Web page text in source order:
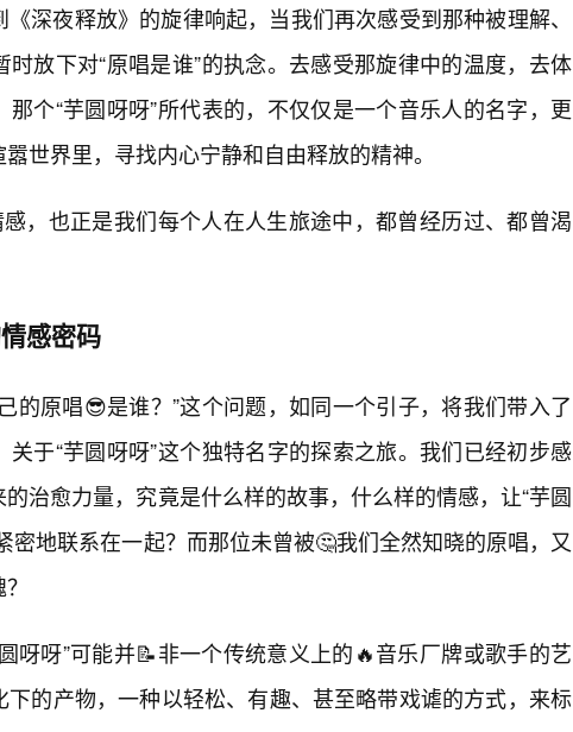
深夜释放》的旋律响起，当我们再次感受到那种被理解、
放下对“原唱是谁”的执念。去感受那旋律中的温度，去体
个“芋圆呀呀”所代表的，不仅仅是一个音乐人的名字，更
世界里，寻找内心宁静和自由释放的精神。
感，也正是我们每个人在人生旅途中，都曾经历过、都曾渴
感密码
的原唱😎是谁？”这个问题，如同一个引子，将我们带入了
于“芋圆呀呀”这个独特名字的探索之旅。我们已经初步感
治愈力量，究竟是什么样的故事，什么样的情感，让“芋圆
密地联系在一起？而那位未曾被🤔我们全然知晓的原唱，又
呀呀”可能并📝非一个传统意义上的🔥音乐厂牌或歌手的艺
的产物，一种以轻松、有趣、甚至略带戏谑的方式，来标